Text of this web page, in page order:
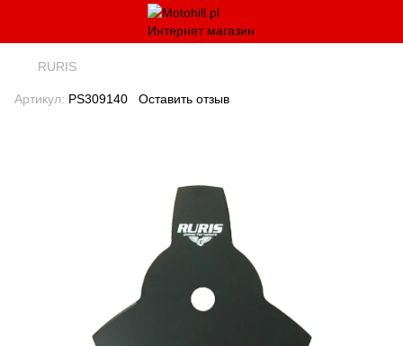
RURIS
Артикул: PS309140 Оставить отзыв